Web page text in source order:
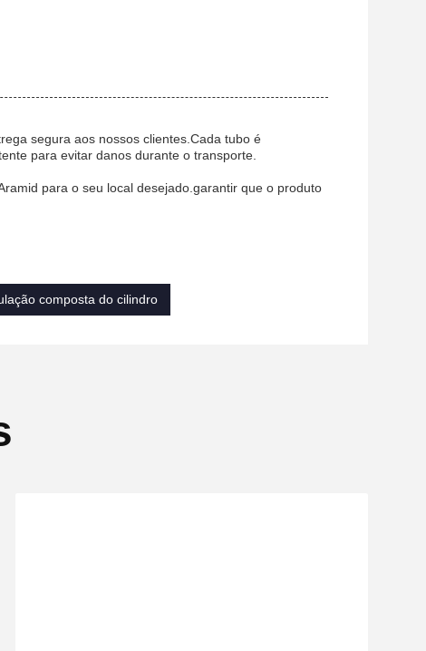
segura aos nossos clientes.Cada tubo é
para evitar danos durante o transporte.
para o seu local desejado.garantir que o produto
composta do cilindro